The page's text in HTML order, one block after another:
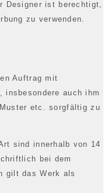
Designer ist berechtigt,
zu verwenden.
Auftrag mit
insbesondere auch ihm
etc. sorgfältig zu
sind innerhalb von 14
bei dem
gilt das Werk als